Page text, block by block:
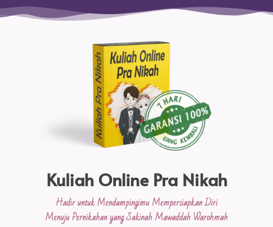
Kuliah Online Pra Nikah
Hadir untuk Mendampingimu Mempersiapkan Diri
Menuju Pernikahan yang Sakinah Mawaddah Warohmah